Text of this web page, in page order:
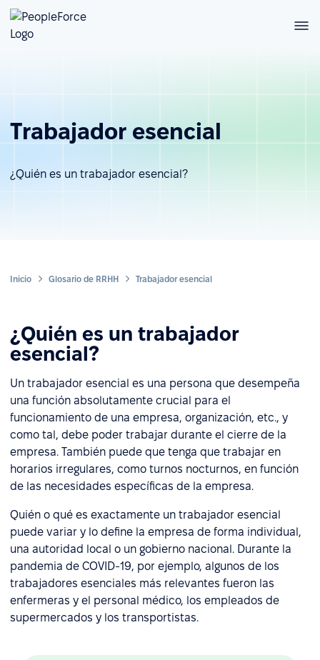
Trabajador esencial
¿Quién es un trabajador esencial?
Inicio Glosario de RRHH Trabajador esencial
¿Quién es un trabajador
esencial?
Un trabajador esencial es una persona que desempeña
una función absolutamente crucial para el
funcionamiento de una empresa, organización, etc., y
como tal, debe poder trabajar durante el cierre de la
empresa. También puede que tenga que trabajar en
horarios irregulares, como turnos nocturnos, en función
de las necesidades específicas de la empresa.
Quién o qué es exactamente un trabajador esencial
puede variar y lo define la empresa de forma individual,
una autoridad local o un gobierno nacional. Durante la
pandemia de COVID-19, por ejemplo, algunos de los
trabajadores esenciales más relevantes fueron las
enfermeras y el personal médico, los empleados de
supermercados y los transportistas.